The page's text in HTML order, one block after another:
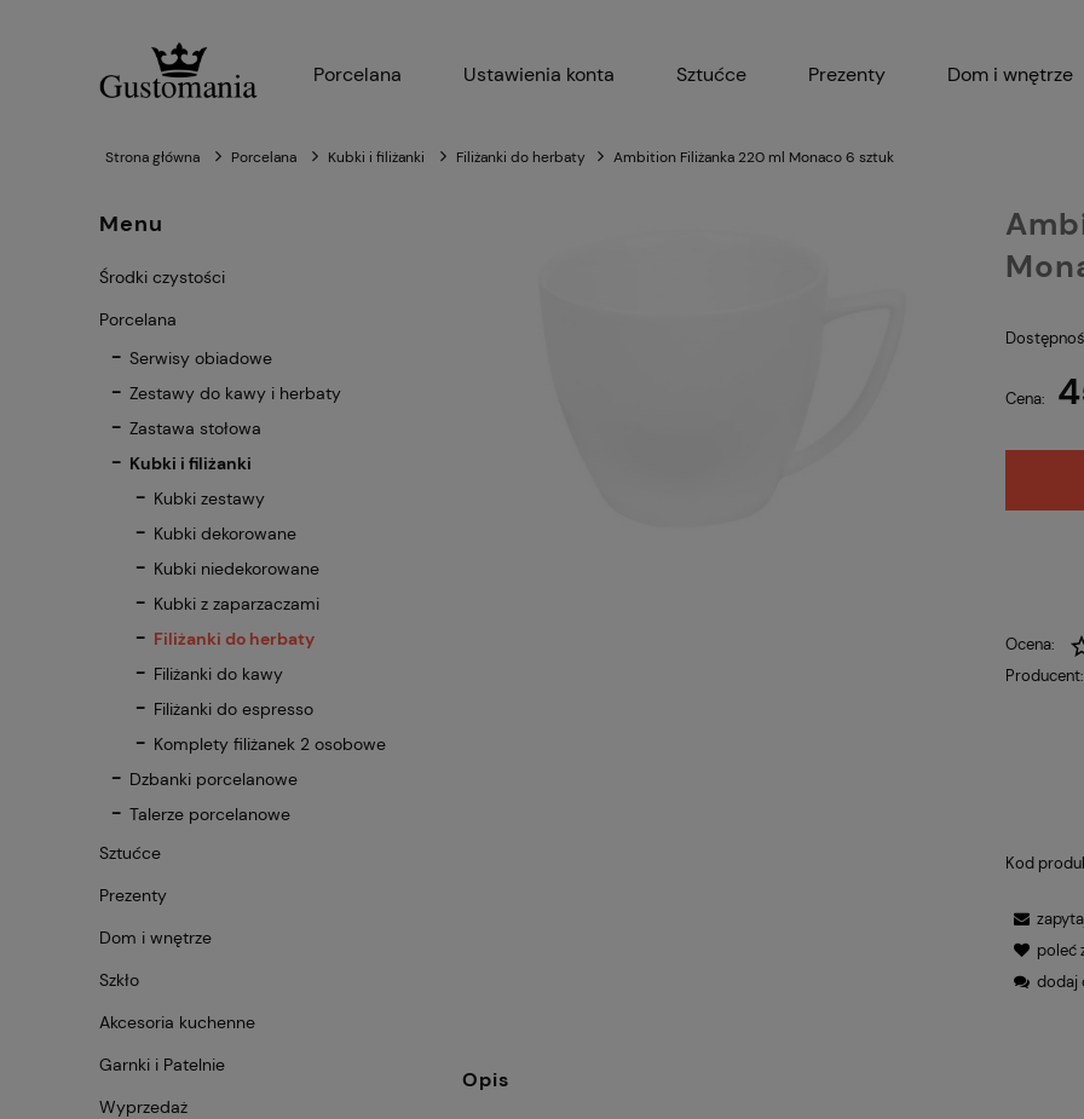
Porcelana Ustawienia konta Sztućce Prezenty Dom i wnętrze
Strona główna Porcelana Kubki i filiżanki Filiżanki do herbaty Ambition Filiżanka 220 ml Monaco 6 sztuk
Menu
Środki czystości
Porcelana
Serwisy obiadowe
Zestawy do kawy i herbaty
Zastawa stołowa
Kubki i filiżanki
Kubki zestawy
Kubki dekorowane
Kubki niedekorowane
Kubki z zaparzaczami
Filiżanki do herbaty
Filiżanki do kawy
Filiżanki do espresso
Komplety filiżanek 2 osobowe
Dzbanki porcelanowe
Talerze porcelanowe
Sztućce
Prezenty
Dom i wnętrze
Szkło
Akcesoria kuchenne
Garnki i Patelnie
Wyprzedaż
Cena:
Ocena:
Producent:
Kod
poleć
dodaj
Opis